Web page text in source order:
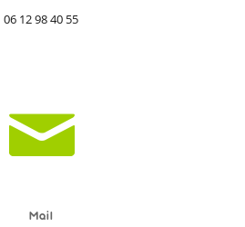
06 12 98 40 55
Mail